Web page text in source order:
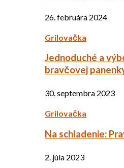
26. februára 2024
Grilovačka
Jednoduché a
bravčovej
30. septembra 2023
Grilovačka
Na schladenie:
2. júla 2023